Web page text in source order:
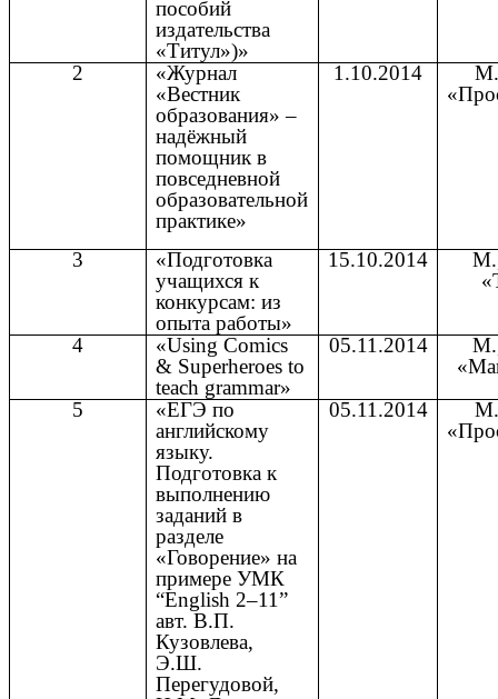
пособий
издательства
«Титул»)»
2
«Журнал
«Вестник
образования» –
надёжный
помощник в
повседневной
образовательной
практике»
1.10.2014
3
«Подготовка
учащихся к
конкурсам: из
опыта работы»
15.10.2014
4
«Using Comics
& Superheroes to
teach grammar»
05.11.2014
5
«ЕГЭ по
английскому
языку.
Подготовка к
выполнению
заданий в
разделе
«Говорение» на
примере УМК
“English 2–11”
авт. В.П.
Кузовлева,
Э.Ш.
Перегудовой,
05.11.2014